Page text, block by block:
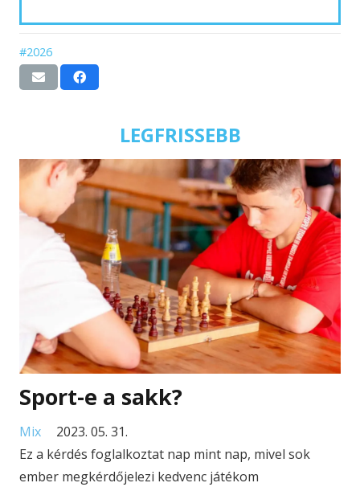
#2026
LEGFRISSEBB
Sport-e a sakk?
Mix
2023. 05. 31.
Ez a kérdés foglalkoztat nap mint nap, mivel sok
ember megkérdőjelezi kedvenc játékom